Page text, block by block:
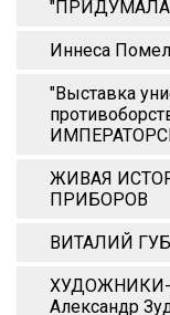
"ПРИДУМАЛА
Иннеса
"Выставка
ЖИВАЯ
ПРИБОРОВ
ВИТАЛИЙ
ХУДОЖНИКИ-
Александр